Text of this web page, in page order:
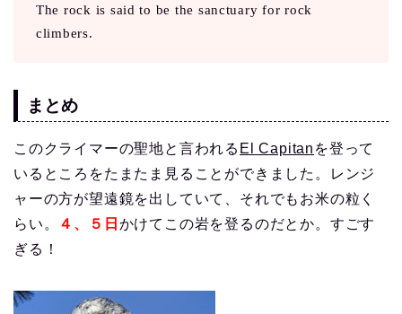
The rock is said to be the sanctuary for rock
climbers.
まとめ
このクライマーの聖地と言われる El Capitan を登って
いるところをたまたま見ることができました。レンジ
ャーの方が望遠鏡を出していて、それでもお米の粒く
らい。
４、５日 かけてこの岩を登るのだとか。すごす
ぎる！